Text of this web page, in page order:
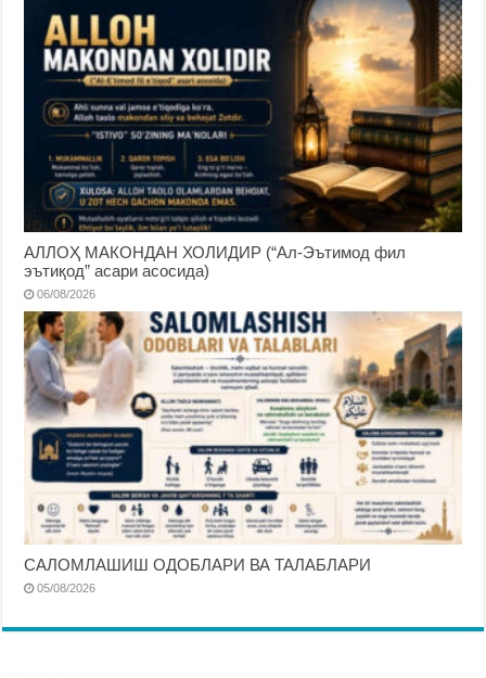
АЛЛОҲ МАКОНДАН ХОЛИДИР (“Ал-Эътимод фил
эътиқод” асари асосида)
06/08/2026
САЛОМЛАШИШ ОДОБЛАРИ ВА ТАЛАБЛАРИ
05/08/2026